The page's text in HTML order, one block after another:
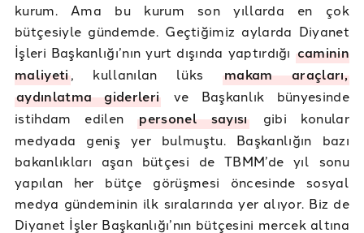
kurum. Ama bu kurum son yıllarda en çok
bütçesiyle gündemde. Geçtiğimiz aylarda Diyanet
İşleri Başkanlığı’nın yurt dışında yaptırdığı caminin
maliyeti, kullanılan lüks makam araçları,
aydınlatma giderleri ve Başkanlık bünyesinde
istihdam edilenpersonel sayısıgibi konular
medyada geniş yer bulmuştu. Başkanlığın bazı
bakanlıkları aşan bütçesi de TBMM’de yıl sonu
yapılan her bütçe görüşmesi öncesinde sosyal
medya gündeminin ilk sıralarında yer alıyor. Biz de
Diyanet İşler Başkanlığı’nın bütçesini mercek altına